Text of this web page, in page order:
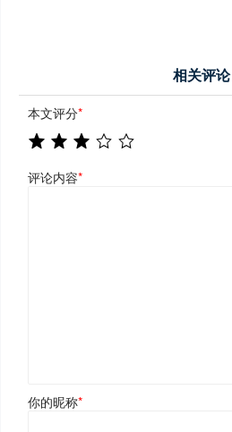
相关评论
本文评分*
评论内容*
你的昵称*